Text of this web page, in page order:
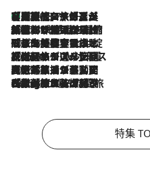
2026.8.7
【厳選旅コスメ】「多機能アイテムがメイン！」旅好き美容エディターが選んだ夏旅ベストコスメを発表【Mサイズジップ】
2026.8.6
「荷物が増えるほど旅ストレスは増す」美容ジャーナリストがたどり着いた最終結論。“化粧品を劇的に減らす”感動の凝縮美容とは
2026.8.6
「旅先には金髪ウィッグを持参」日本と同じメイクでは損してる!? 美容ジャーナリストが提案する“掟破りの旅美容”とは
2026.8.6
【厳選旅コスメ】「身軽さ＆UV対策重視！」ヘアアーティストshucoが選んだ夏旅ベストコスメを発表【Mサイズジップ】
2026.8.5
【厳選旅コスメ】国内をあちこち移動する河井菜摘が選んだ夏旅ベストコスメ発表！「リラックスアイテムはマスト」【Mサイズジップ】
2026.8.4
【厳選旅コスメ】「紫外線＆乾燥対策しながらメイク感も！」ヘア＆メイクGeorgeが選んだ夏旅ベストコスメを発表！【Mサイズジップ】
特集